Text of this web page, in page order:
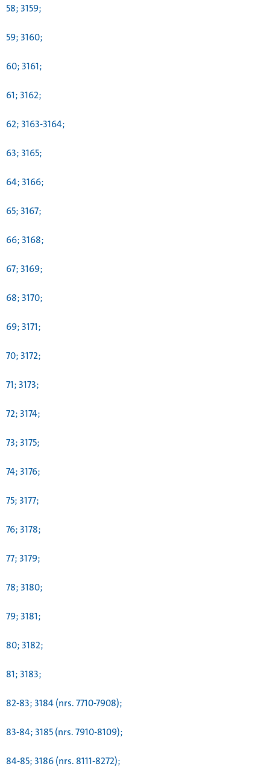
58; 3159;
59; 3160;
60; 3161;
61; 3162;
62; 3163-3164;
63; 3165;
64; 3166;
65; 3167;
66; 3168;
67; 3169;
68; 3170;
69; 3171;
70; 3172;
71; 3173;
72; 3174;
73; 3175;
74; 3176;
75; 3177;
76; 3178;
77; 3179;
78; 3180;
79; 3181;
80; 3182;
81; 3183;
82-83; 3184 (nrs. 7710-7908);
83-84; 3185 (nrs. 7910-8109);
84-85; 3186 (nrs. 8111-8272);